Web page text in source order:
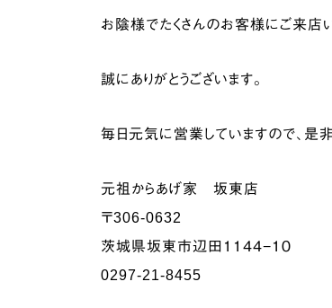
お陰様でたくさんのお客様にご来店い
誠にありがとうございます。
毎日元気に営業していますので、是非
元祖からあげ家 坂東店
〒306-0632
茨城県坂東市辺田１１４４−１０
0297‐21‐8455